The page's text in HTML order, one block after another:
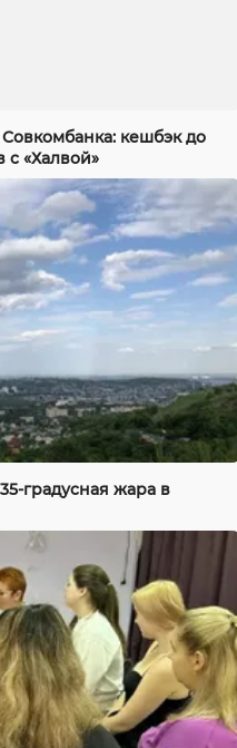
кешбэк до
с «Халвой»
градусная жара в